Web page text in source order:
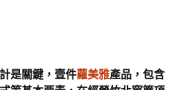
是關鍵，壹件蘿美雅產品，包含